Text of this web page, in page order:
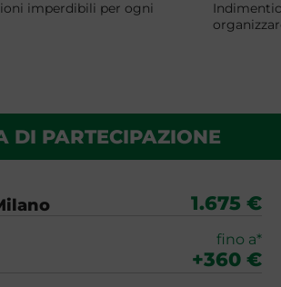
imperdibili per ogni
DI PARTECIPAZIONE
1.675 €
fino a*
+360 €